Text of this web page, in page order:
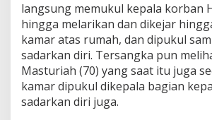
g
a
s
a
d
A
u
langsung memukul kepala korban
hingga melarikan dan dikejar
kamar atas rumah, dan dipukul
sadarkan diri. Tersangka pun
Masturiah (70) yang saat itu juga
kamar dipukul dikepala bagian
sadarkan diri juga.